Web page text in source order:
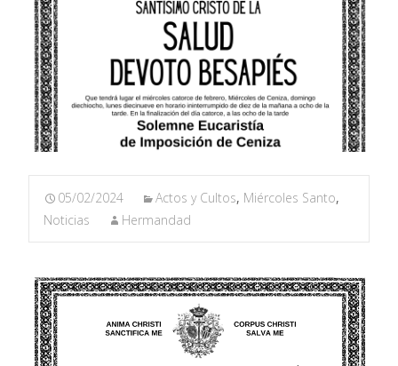
05/02/2024 Actos y Cultos, Miércoles Santo,
Noticias
Hermandad